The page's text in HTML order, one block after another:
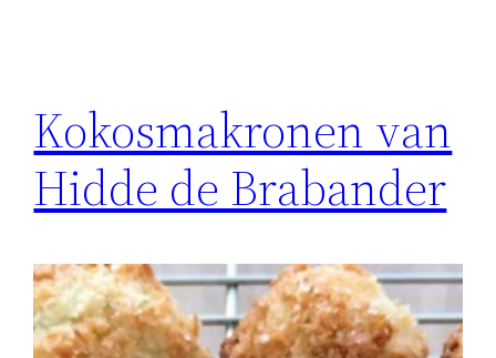
Kokosmakronen van
Hidde de Brabander